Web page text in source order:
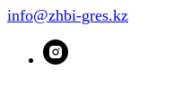
info@zhbi-gres.kz